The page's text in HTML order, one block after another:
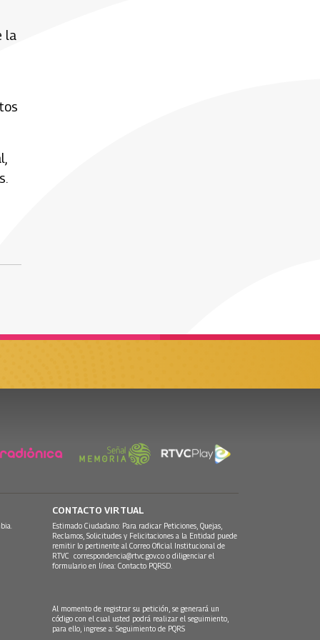
la
CONTACTO VIRTUAL
Estimado Ciudadano: Para radicar Peticiones, Quejas,
Reclamos, Solicitudes y Felicitaciones a la Entidad puede
remitir lo pertinente al Correo Oficial Institucional de
RTVC correspondencia@rtvc.gov.co o diligenciar el
formulario en línea: Contacto PQRSD.
Al momento de registrar su petición, se generará un
código con el cual usted podrá realizar el seguimiento,
para ello, ingrese a: Seguimiento de PQRS